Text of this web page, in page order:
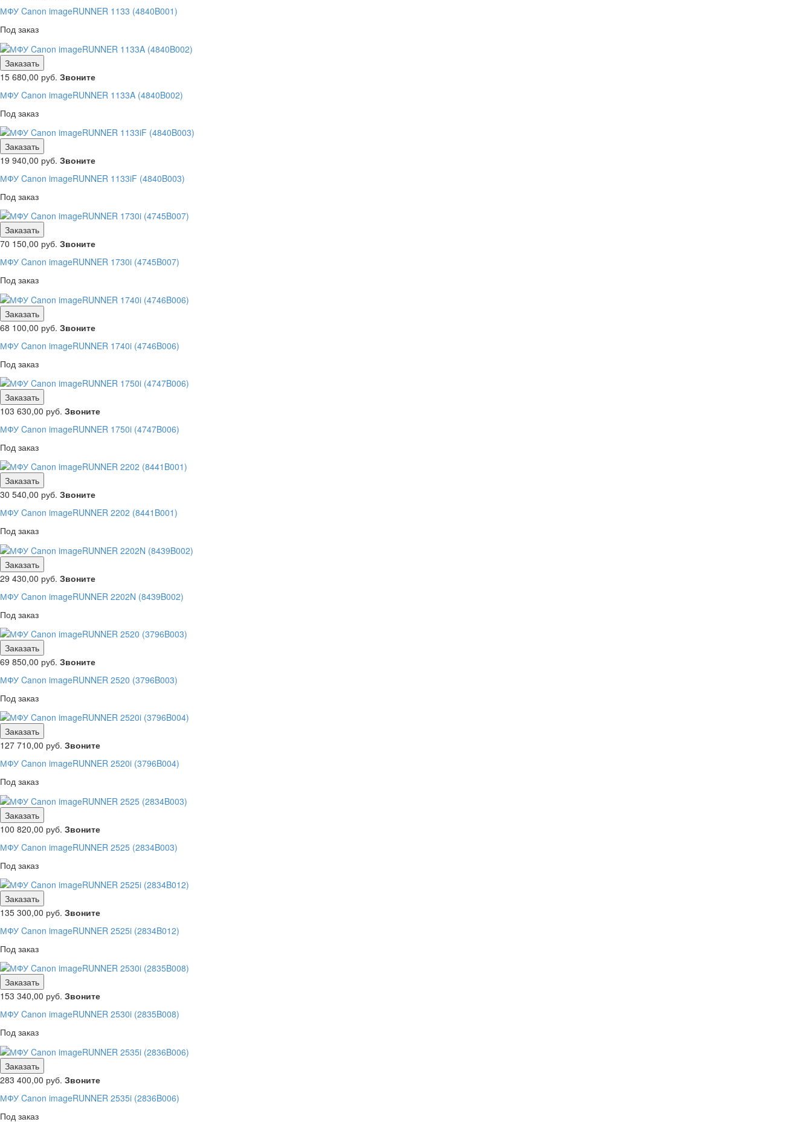
МФУ Canon imageRUNNER 1133 (4840B001)
Под заказ
Заказать
15 680,00 руб. Звоните
МФУ Canon imageRUNNER 1133A (4840B002)
Под заказ
Заказать
19 940,00 руб. Звоните
МФУ Canon imageRUNNER 1133iF (4840B003)
Под заказ
Заказать
70 150,00 руб. Звоните
МФУ Canon imageRUNNER 1730i (4745B007)
Под заказ
Заказать
68 100,00 руб. Звоните
МФУ Canon imageRUNNER 1740i (4746B006)
Под заказ
Заказать
103 630,00 руб. Звоните
МФУ Canon imageRUNNER 1750i (4747B006)
Под заказ
Заказать
30 540,00 руб. Звоните
МФУ Canon imageRUNNER 2202 (8441B001)
Под заказ
Заказать
29 430,00 руб. Звоните
МФУ Canon imageRUNNER 2202N (8439B002)
Под заказ
Заказать
69 850,00 руб. Звоните
МФУ Canon imageRUNNER 2520 (3796B003)
Под заказ
Заказать
127 710,00 руб. Звоните
МФУ Canon imageRUNNER 2520i (3796B004)
Под заказ
Заказать
100 820,00 руб. Звоните
МФУ Canon imageRUNNER 2525 (2834B003)
Под заказ
Заказать
135 300,00 руб. Звоните
МФУ Canon imageRUNNER 2525i (2834B012)
Под заказ
Заказать
153 340,00 руб. Звоните
МФУ Canon imageRUNNER 2530i (2835B008)
Под заказ
Заказать
283 400,00 руб. Звоните
МФУ Canon imageRUNNER 2535i (2836B006)
Под заказ